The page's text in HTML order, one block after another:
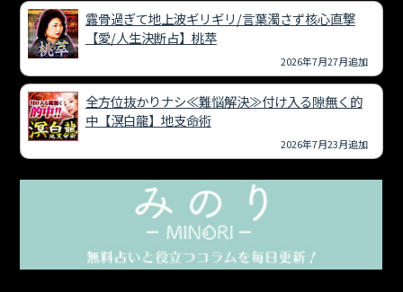
露骨過ぎて地上波ギリギリ/言葉濁さず核心直撃
【愛/人生決断占】桃萃
2026年7月27月追加
全方位抜かりナシ≪難悩解決≫付け入る隙無く的
中【溟白龍】地支命術
2026年7月23月追加